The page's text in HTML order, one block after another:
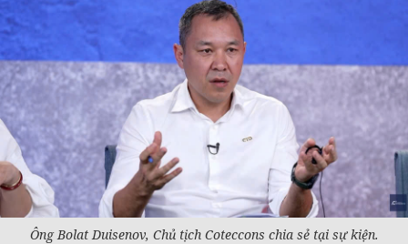
Ông Bolat Duisenov, Chủ tịch Coteccons chia sẻ tại sự kiện.